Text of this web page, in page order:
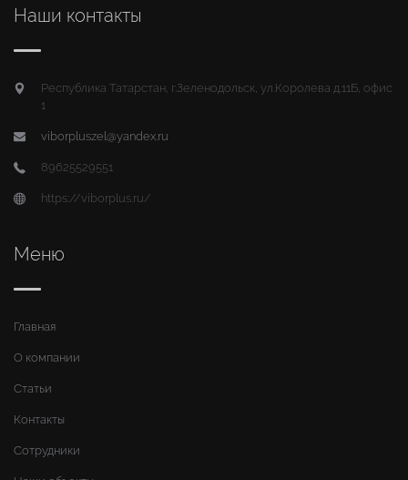
Наши контакты
Республика Татарстан, г.Зеленодольск, ул.Королева д.11Б, офис
1
viborpluszel@yandex.ru
89625529551
https://viborplus.ru/
Меню
Главная
О компании
Статьи
Контакты
Сотрудники